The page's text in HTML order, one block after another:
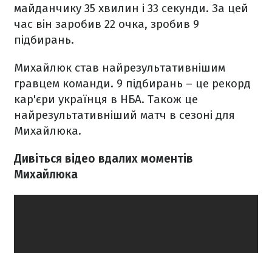
майданчику 35 хвилин і 33 секунди. За цей
час він заробив 22 очка, зробив 9
підбирань.
Михайлюк став найрезультативнішим
гравцем команди. 9 підбирань – це рекорд
кар'єри українця в НБА. Також це
найрезультативніший матч в сезоні для
Михайлюка.
Дивіться відео вдалих моментів
Михайлюка